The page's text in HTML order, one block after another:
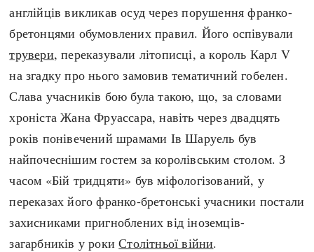
англійців викликав осуд через порушення франко-
бретонцями обумовлених правил. Його оспівували
трувери, переказували літописці, а король Карл V
на згадку про нього замовив тематичний гобелен.
Слава учасників бою була такою, що, за словами
хроніста Жана Фруассара, навіть через двадцять
років понівечений шрамами Ів Шаруель був
найпочеснішим гостем за королівським столом. З
часом «Бій тридцяти» був міфологізований, у
переказах його франко-бретонські учасники постали
захисниками пригноблених від іноземців-
загарбників у рокиСтолітньої війни.